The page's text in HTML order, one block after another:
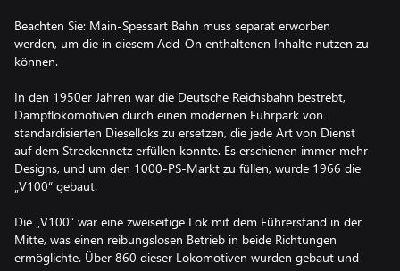
Beachten Sie: Main-Spessart Bahn muss separat erworben
werden, um die in diesem Add-On enthaltenen Inhalte nutzen zu
können.
In den 1950er Jahren war die Deutsche Reichsbahn bestrebt,
Dampflokomotiven durch einen modernen Fuhrpark von
standardisierten Dieselloks zu ersetzen, die jede Art von Dienst
auf dem Streckennetz erfüllen konnte. Es erschienen immer mehr
Designs, und um den 1000-PS-Markt zu füllen, wurde 1966 die
„V100“ gebaut.
Die „V100“ war eine zweiseitige Lok mit dem Führerstand in der
Mitte, was einen reibungslosen Betrieb in beide Richtungen
ermöglichte. Über 860 dieser Lokomotiven wurden gebaut und